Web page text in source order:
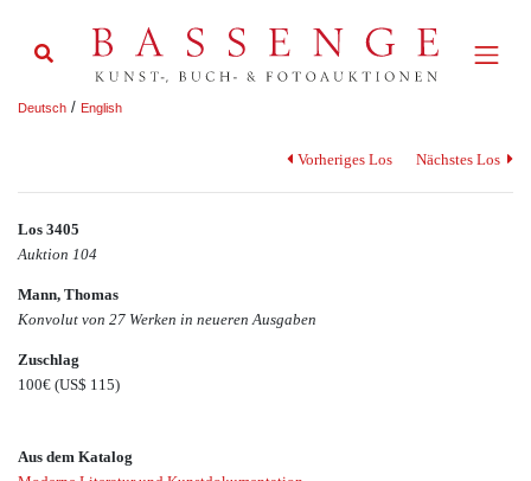
Deutsch / English
Vorheriges Los Nächstes Los
Los 3405
Auktion 104
Mann, Thomas
Konvolut von 27 Werken in neueren Ausgaben
Zuschlag
100€ (US$ 115)
Aus dem Katalog